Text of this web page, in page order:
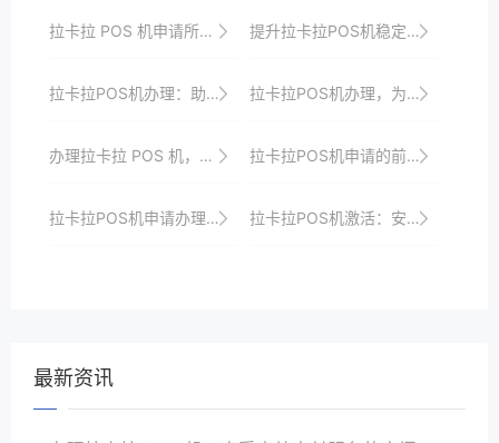
拉卡拉 POS 机申请所需的信用评估 提升拉卡拉POS机稳定性的软件与硬件升级策略
拉卡拉POS机办理：助力商户打破支付瓶颈 拉卡拉POS机办理，为您的店铺打开更广阔的市场
办理拉卡拉 POS 机，这些要点需牢记心中莫忘 拉卡拉POS机申请的前景与市场分析
拉卡拉POS机申请办理的注意事项有哪些？ 拉卡拉POS机激活：安全性及维护建议
最新资讯